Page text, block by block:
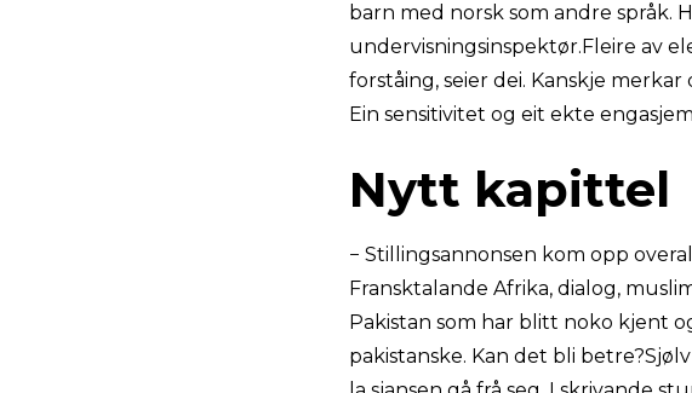
barn med norsk som andre språk.
undervisningsinspektør.Fleire av
forståing, seier dei. Kanskje
Ein sensitivitet og eit ekte
Nytt kapittel
− Stillingsannonsen kom opp
Fransktalande Afrika, dialog,
Pakistan som har blitt noko kjent
pakistanske. Kan det bli